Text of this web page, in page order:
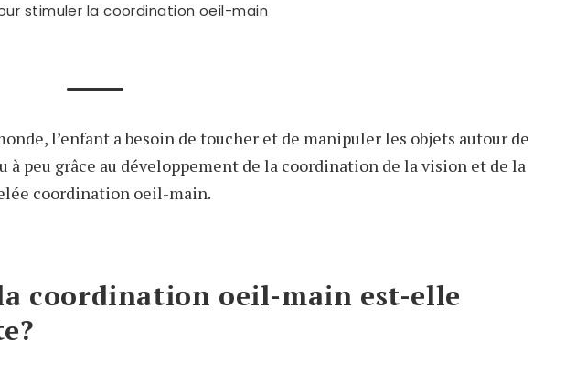
stimuler la coordination oeil-main
l’enfant a besoin de toucher et de manipuler les objets autour de
à peu grâce au développement de la coordination de la vision et de la
coordination oeil-main.
coordination oeil-main est-elle